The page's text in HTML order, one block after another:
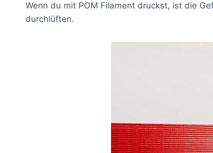
Wenn du mit POM Filament druckst, ist die
durchlüften.